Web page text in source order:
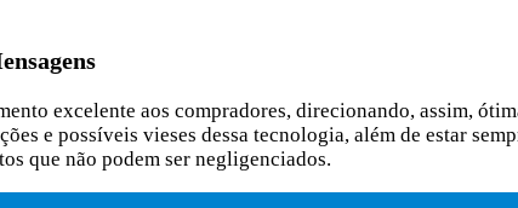
excelente aos compradores, direcionando, assim,
e possíveis vieses dessa tecnologia, além de estar
que não podem ser negligenciados.